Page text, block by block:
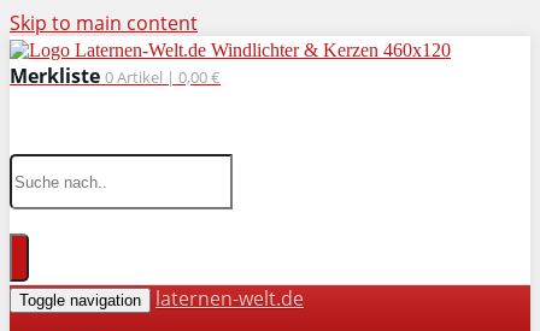
Skip to main content
Merkliste 0Artikel | 0,00 €
Toggle navigation
laternen-welt.de